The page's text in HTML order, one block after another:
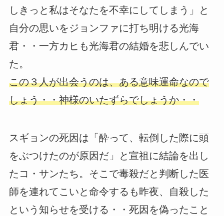
しきっと私はそなたを不幸にしてしまう」と
自分の思いをジョンファに打ち明ける光海
君・・一方カヒも光海君の結婚を悲しんでい
た。
この３人が出会うのは、ある意味運命なので
しょう・・神様のいたずらでしょうか・・
スギョンの死因は「酔って、転倒した際に頭
をぶつけたのが原因だ」と宣祖に結論を出し
たコ・サンたち。そこで毒殺だと判断した医
師を連れてこいと命令するも昨夜、自殺した
という知らせを受ける・・死因を偽ったこと